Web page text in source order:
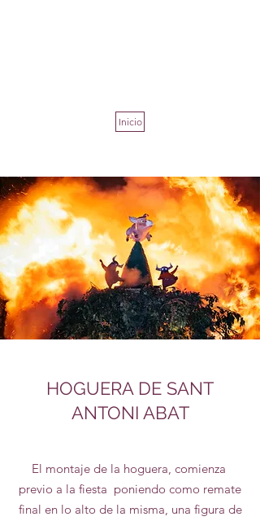
Inicio
HOGUERA DE SANT
ANTONI ABAT
El montaje de la hoguera, comienza
previo a la fiesta poniendo como remate
final en lo alto de la misma, una figura de